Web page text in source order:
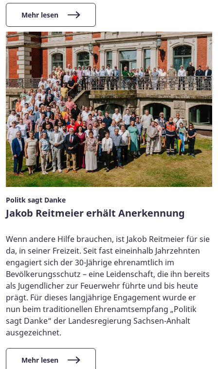
Mehr lesen
Politk sagt Danke
Jakob Reitmeier erhält Anerkennung
Wenn andere Hilfe brauchen, ist Jakob Reitmeier für sie
da, in seiner Freizeit. Seit fast eineinhalb Jahrzehnten
engagiert sich der 30-Jährige ehrenamtlich im
Bevölkerungsschutz – eine Leidenschaft, die ihn bereits
als Jugendlicher zur Feuerwehr führte und bis heute
prägt. Für dieses langjährige Engagement wurde er
nun beim traditionellen Ehrenamtsempfang „Politik
sagt Danke“ der Landesregierung Sachsen-Anhalt
ausgezeichnet.
Mehr lesen